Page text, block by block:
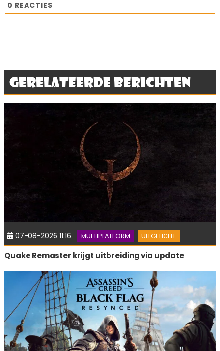
0 REACTIES
Gerelateerde berichten
07-08-2026 11:16 MULTIPLATFORM UITGELICHT
Quake Remaster krijgt uitbreiding via update